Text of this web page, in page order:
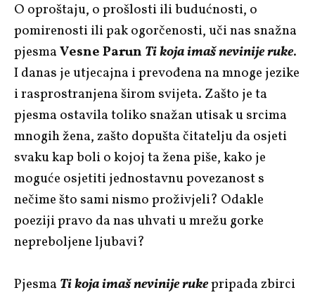
O oproštaju, o prošlosti ili budućnosti, o
pomirenosti ili pak ogorčenosti, uči nas snažna
pjesmaVesne Parun Ti koja imaš nevinije ruke.
I danas je utjecajna i prevođena na mnoge jezike
i rasprostranjena širom svijeta. Zašto je ta
pjesma ostavila toliko snažan utisak u srcima
mnogih žena, zašto dopušta čitatelju da osjeti
svaku kap boli o kojoj ta žena piše, kako je
moguće osjetiti jednostavnu povezanost s
nečime što sami nismo proživjeli? Odakle
poeziji pravo da nas uhvati u mrežu gorke
nepreboljene ljubavi?
Pjesma Ti koja imaš nevinije rukepripada zbirci